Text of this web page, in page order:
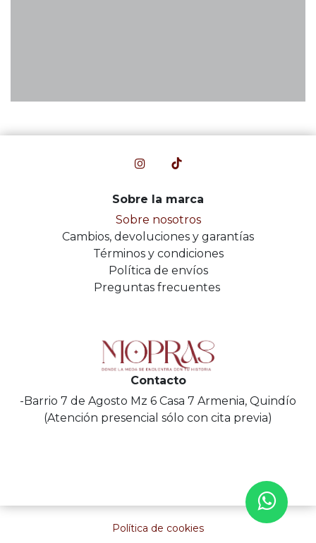
Sobre la marca
Sobre nosotros
Cambios, devoluciones y garantías
Términos y condiciones
Política de envíos
Preguntas frecuentes
Contacto
-Barrio 7 de Agosto Mz 6 Casa 7 Armenia, Quindío
(Atención presencial sólo con cita previa)
Política de cookies